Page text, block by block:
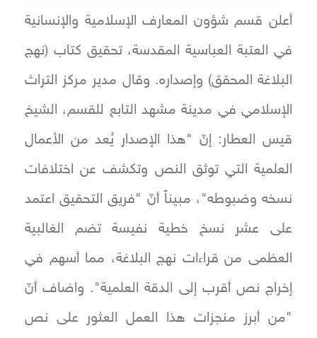
أعلن قسم شؤون المعارف الإسلامية والإنسانية
في العتبة العباسية المقدسة، تحقيق كتاب (نهج
البلاغة المحقق) وإصداره. وقال مدير مركز التراث
الإسلامي في مدينة مشهد التابع للقسم، الشيخ
قيس العطار: إنّ "هذا الإصدار يُعد من الأعمال
العلمية التي توثق النص وتكشف عن اختلافات
نسخه وضبوطه"، مبيناً أنّ "فريق التحقيق اعتمد
على عشر نسخ خطية نفيسة تضم الغالبية
العظمى من قراءات نهج البلاغة، مما أسهم في
إخراج نص أقرب إلى الدقة العلمية". واضاف أنّ
"من أبرز منجزات هذا العمل العثور على نص